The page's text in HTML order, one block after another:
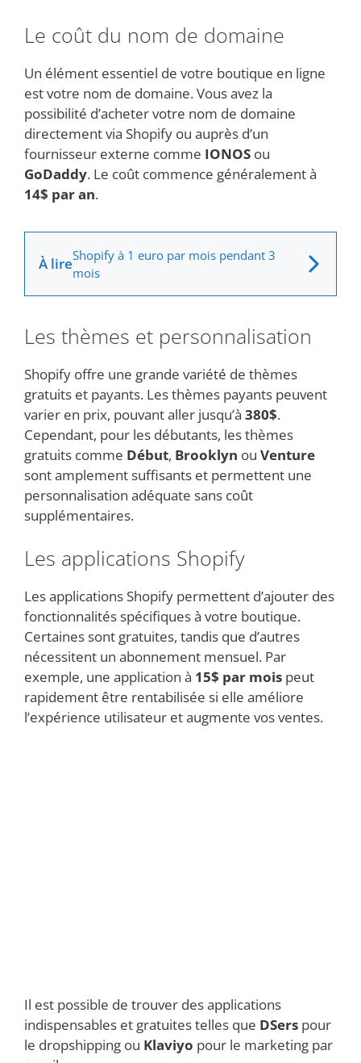
Le coût du nom de domaine
Un élément essentiel de votre boutique en ligne
est votre nom de domaine. Vous avez la
possibilité d’acheter votre nom de domaine
directement via Shopify ou auprès d’un
fournisseur externe comme IONOS ou
GoDaddy. Le coût commence généralement à
14$ par an.
À lireShopify à 1 euro par mois pendant 3
mois
Les thèmes et personnalisation
Shopify offre une grande variété de thèmes
gratuits et payants. Les thèmes payants peuvent
varier en prix, pouvant aller jusqu’à 380$.
Cependant, pour les débutants, les thèmes
gratuits comme Début, Brooklyn ou Venture
sont amplement suffisants et permettent une
personnalisation adéquate sans coût
supplémentaires.
Les applications Shopify
Les applications Shopify permettent d’ajouter des
fonctionnalités spécifiques à votre boutique.
Certaines sont gratuites, tandis que d’autres
nécessitent un abonnement mensuel. Par
exemple, une application à 15$ par mois peut
rapidement être rentabilisée si elle améliore
l’expérience utilisateur et augmente vos ventes.
Il est possible de trouver des applications
indispensables et gratuites telles que DSers pour
le dropshipping ou Klaviyo pour le marketing par